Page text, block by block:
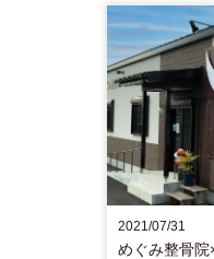
2021/07/31
めぐみ整骨